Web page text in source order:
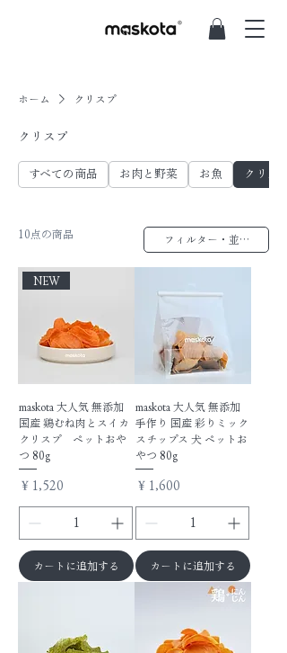
ホーム クリスプ
クリスプ
すべての商品 お肉と野菜 お魚 クリスプ
10点の商品 フィルター・並び替え
NEW
maskota 大人気 無添加
国産 鷄むね肉とスイカ
クリスプ ペットおや
つ 80g
価格
￥1,520
カートに追加する
maskota 大人気 無添加
手作り 国産 彩りミック
スチップス 犬 ペットお
やつ 80g
価格
￥1,600
カートに追加する